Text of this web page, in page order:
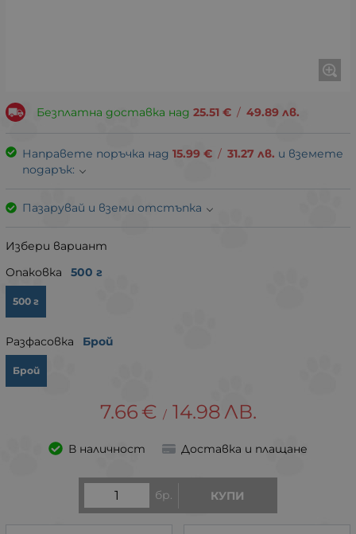
Безплатна доставка над 25.51 € / 49.89 лв.
Направете поръчка над 15.99 € / 31.27 лв. и вземете
подарък:
Пазарувай и вземи отстъпка
Избери вариант
Опаковка
500 г
500 г
Разфасовка Брой
Брой
7.66 € / 14.98ЛВ.
В наличност Доставка и плащане
бр. КУПИ